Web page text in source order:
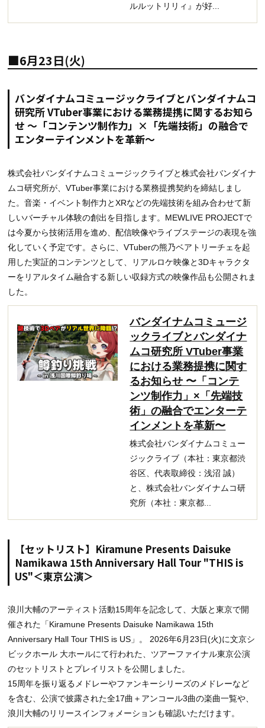
ルルットリリィ』が好...
■6月23日(火)
バンダイナムコミュージックライブとバンダイナムコ
研究所 VTuber事業における業務提携に関するお知ら
せ 〜「コンテンツ制作力」×「先端技術」の融合で
エンターテインメントを革新〜
株式会社バンダイナムコミュージックライブと株式会社バンダイナ
ムコ研究所が、VTuber事業における業務提携契約を締結しまし
た。音楽・イベント制作力とXRなどの先端技術を組み合わせて新
しいバーチャル体験の創出を目指します。MEWLIVE PROJECTで
は今夏から技術活用を進め、配信映像やライブステージの表現を強
化していく予定です。さらに、VTuberの熊乃ベアトリーチェを起
用した実証的コンテンツとして、リアルロケ映像と3Dキャラクタ
ーをリアルタイム融合する新しい収録方式の映像作品も公開されま
した。
バンダイナムコミュージ
ックライブとバンダイナ
ムコ研究所 VTuber事業
における業務提携に関す
るお知らせ 〜「コンテ
ンツ制作力」×「先端技
術」の融合でエンターテ
インメントを革新〜
株式会社バンダイナムコミュー
ジックライブ（本社：東京都渋
谷区、代表取締役：浅沼 誠）
と、株式会社バンダイナムコ研
究所（本社：東京都...
【セットリスト】Kiramune Presents Daisuke
Namikawa 15th Anniversary Hall Tour "THIS is
US"＜東京公演＞
浪川大輔のアーティスト活動15周年を記念して、大阪と東京で開
催された「Kiramune Presents Daisuke Namikawa 15th
Anniversary Hall Tour THIS is US」。 2026年6月23日(火)に文京シ
ビックホール 大ホールにて行われた、ツアーファイナル東京公演
のセットリストとプレイリストを公開しました。
15周年を振り返るメドレーやファンキーシリーズのメドレーなど
を含む、公演で披露された全17曲＋アンコール3曲の楽曲一覧や、
浪川大輔のリリースインフォメーションも確認いただけます。